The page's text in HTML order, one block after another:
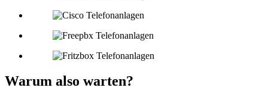
Warum also warten?